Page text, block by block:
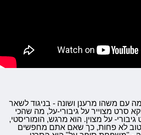
עם משהו מרענן ושונה - בניגוד לשאר
סרט מצוייר על גיבורי-על, מה שהכי
על מצוין. הוא מרגש, הומוריסטי,
לא פחות, כך שאם אתם מחפשים